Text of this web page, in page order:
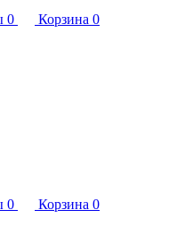
0 Корзина 0
0 Корзина 0